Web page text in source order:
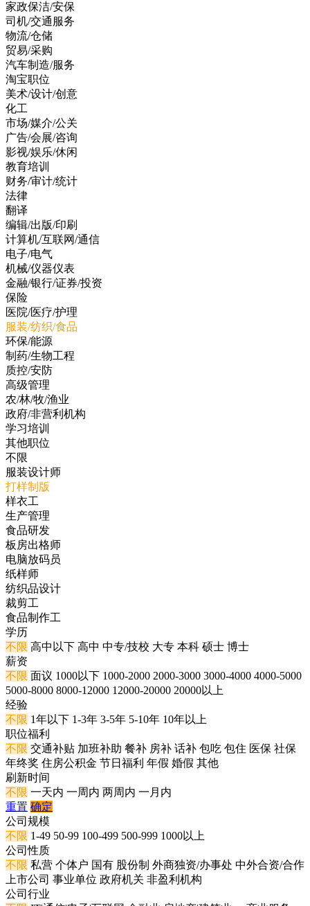
家政保洁/安保
司机/交通服务
物流/仓储
贸易/采购
汽车制造/服务
淘宝职位
美术/设计/创意
化工
市场/媒介/公关
广告/会展/咨询
影视/娱乐/休闲
教育培训
财务/审计/统计
法律
翻译
编辑/出版/印刷
计算机/互联网/通信
电子/电气
机械/仪器仪表
金融/银行/证券/投资
保险
医院/医疗/护理
服装/纺织/食品
环保/能源
制药/生物工程
质控/安防
高级管理
农/林/牧/渔业
政府/非营利机构
学习培训
其他职位
不限
服装设计师
打样制版
样衣工
生产管理
食品研发
板房出格师
电脑放码员
纸样师
纺织品设计
裁剪工
食品制作工
学历
不限 高中以下 高中 中专/技校 大专 本科 硕士 博士
薪资
不限 面议 1000以下 1000-2000 2000-3000 3000-4000 4000-5000
5000-8000 8000-12000 12000-20000 20000以上
经验
不限 1年以下 1-3年 3-5年 5-10年 10年以上
职位福利
不限 交通补贴 加班补助 餐补 房补 话补 包吃 包住 医保 社保
年终奖 住房公积金 节日福利 年假 婚假 其他
刷新时间
不限 一天内 一周内 两周内 一月内
重置 确定
公司规模
不限 1-49 50-99 100-499 500-999 1000以上
公司性质
不限 私营 个体户 国有 股份制 外商独资/办事处 中外合资/合作
上市公司 事业单位 政府机关 非盈利机构
公司行业